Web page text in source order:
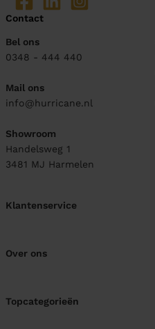
Contact
Bel ons
0348 - 444 440
Mail ons
info@hurricane.nl
Showroom
Handelsweg 1
3481 MJ Harmelen
Klantenservice
Over ons
Topcategorieën